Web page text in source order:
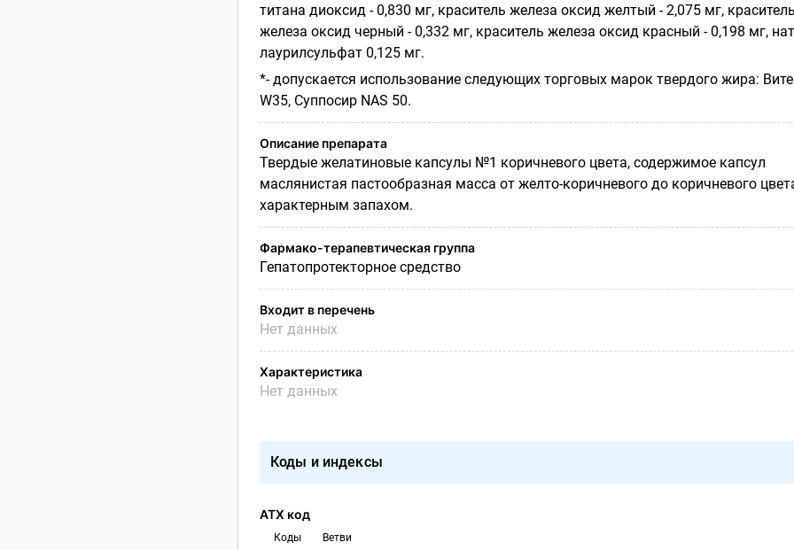
титана диоксид - 0,830 мг, краситель железа оксид желтый - 2,075 мг, краситель
железа оксид черный - 0,332 мг, краситель железа оксид красный - 0,198 мг,
лаурилсульфат 0,125 мг.
*- допускается использование следующих торговых марок твердого жира:
W35, Суппосир NAS 50.
Описание препарата
Твердые желатиновые капсулы №1 коричневого цвета, содержимое капсул
маслянистая пастообразная масса от желто-коричневого до коричневого
характерным запахом.
Фармако-терапевтическая группа
Гепатопротекторное средство
Входит в перечень
Нет данных
Характеристика
Нет данных
Коды и индексы
АТХ код
Коды Ветви